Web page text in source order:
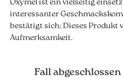
Oxymel ist ein vielseitig
interessanter
bestätigt sich: Dieses Produkt
Aufmerksamkeit.
Fall